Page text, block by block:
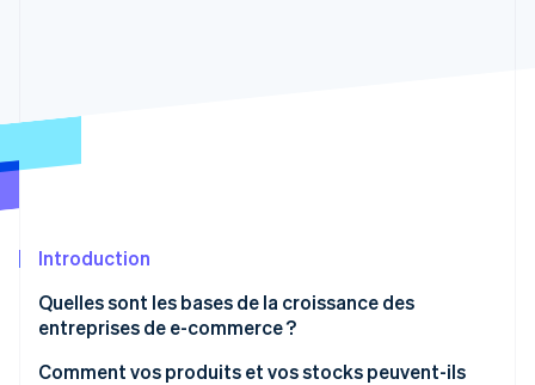
Climate
Vérification de l'identité
Introduction
Quelles sont les bases de la croissance des
entreprises de e-commerce ?
Comment vos produits et vos stocks peuvent-ils